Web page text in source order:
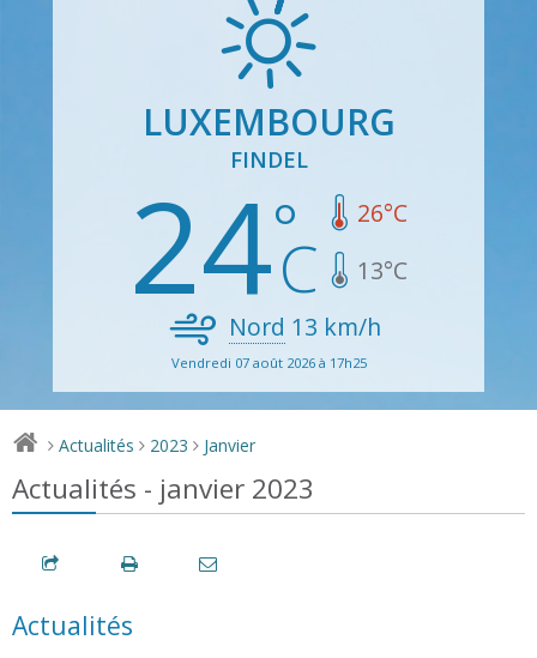
LUXEMBOURG
FINDEL
24 26°C
13°C
Nord 13 km/h
Vendredi 07 août 2026 à 17h25
> Actualités > 2023 > Janvier
Actualités - janvier 2023
Actualités